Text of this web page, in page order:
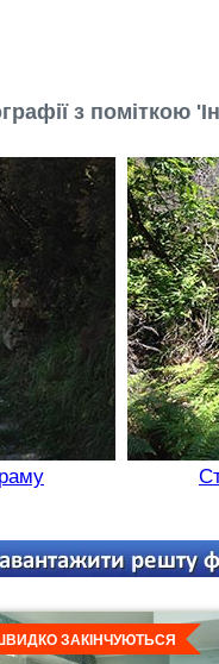
з поміткою
ЗАКІНЧУЮТЬСЯ